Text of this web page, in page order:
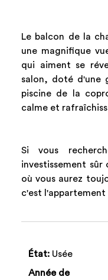
Le balcon de la
une magnifique
qui aiment se
salon, doté d'une
piscine de la
calme et
Si vous
investissement
où vous aurez
c'est l'appartement
État: Usée
Année de